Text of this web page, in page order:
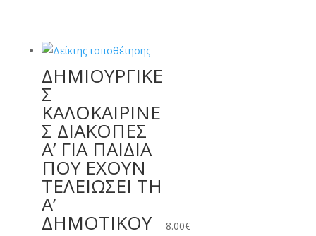
ΔΗΜΙΟΥΡΓΙΚΕ
Σ
ΚΑΛΟΚΑΙΡΙΝΕ
Σ ΔΙΑΚΟΠΕΣ
Α’ ΓΙΑ ΠΑΙΔΙΑ
ΠΟΥ ΕΧΟΥΝ
ΤΕΛΕΙΩΣΕΙ ΤΗ
Α’
ΔΗΜΟΤΙΚΟΥ 8.00€